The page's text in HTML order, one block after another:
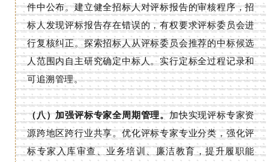
件中公布。建立健全招标人对评标报告的审核程序，招
标人发现评标报告存在错误的，有权要求评标委员会进
行复核纠正。探索招标人从评标委员会推荐的中标候选
人范围内自主研究确定中标人。实行定标全过程记录和
可追溯管理。
（八）加强评标专家全周期管理。加快实现评标专家资
源跨地区跨行业共享。优化评标专家专业分类，强化评
标专家入库审查、业务培训、廉洁教育，提升履职能